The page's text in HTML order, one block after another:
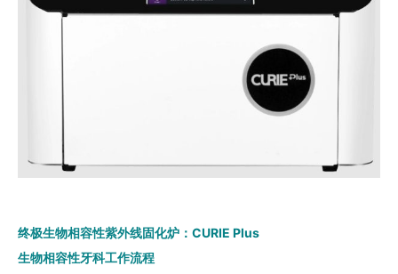
终极生物相容性紫外线固化炉：CURIE Plus
生物相容性牙科工作流程